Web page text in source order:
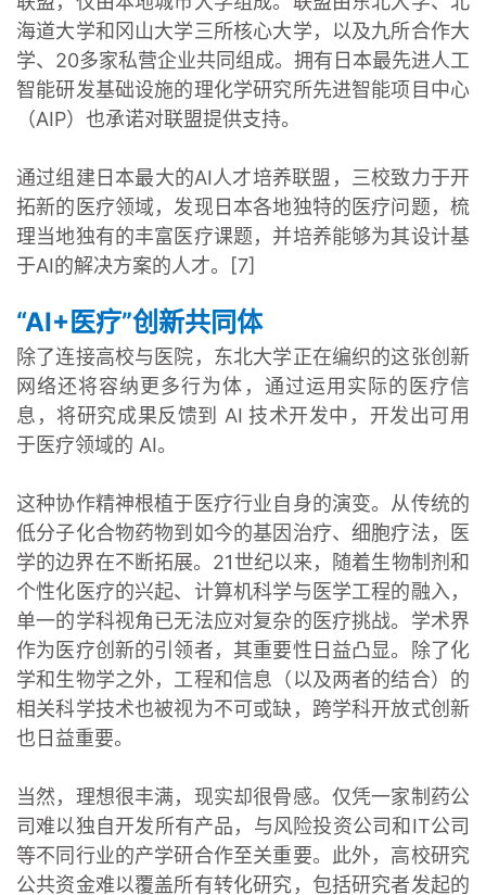
海道大学和冈山大学三所核心大学，以及九所合作大
学、20多家私营企业共同组成。拥有日本最先进人工
智能研发基础设施的理化学研究所先进智能项目中心
（AIP）也承诺对联盟提供支持。
通过组建日本最大的AI人才培养联盟，三校致力于开
拓新的医疗领域，发现日本各地独特的医疗问题，梳
理当地独有的丰富医疗课题，并培养能够为其设计基
于AI的解决方案的人才。[7]
“AI+医疗”创新共同体
除了连接高校与医院，东北大学正在编织的这张创新
网络还将容纳更多行为体，通过运用实际的医疗信
息，将研究成果反馈到 AI 技术开发中，开发出可用
于医疗领域的 AI。
这种协作精神根植于医疗行业自身的演变。从传统的
低分子化合物药物到如今的基因治疗、细胞疗法，医
学的边界在不断拓展。21世纪以来，随着生物制剂和
个性化医疗的兴起、计算机科学与医学工程的融入，
单一的学科视角已无法应对复杂的医疗挑战。学术界
作为医疗创新的引领者，其重要性日益凸显。除了化
学和生物学之外，工程和信息（以及两者的结合）的
相关科学技术也被视为不可或缺，跨学科开放式创新
也日益重要。
当然，理想很丰满，现实却很骨感。仅凭一家制药公
司难以独自开发所有产品，与风险投资公司和IT公司
等不同行业的产学研合作至关重要。此外，高校研究
公共资金难以覆盖所有转化研究，包括研究者发起的